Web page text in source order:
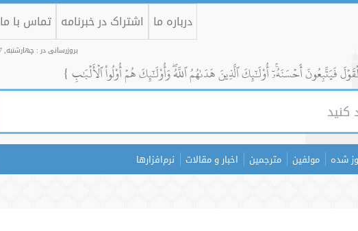
درباره ما اشتراک در خبرنامه تماس با ما
بروزرسانی در : چهارشنبه, 07 آبان 1399
فَيَتَّبِعُونَ أَحۡسَنَهُۥٓۚ أُوْلَٰٓئِكَ ٱلَّذِينَ هَدَىٰهُمُ ٱللَّهُۖ وَأُوْلَٰٓئِكَ هُمۡ أُوْلُواْ ٱلۡأَلۡبَٰبِ }
شده مولفین مترجمین اخبار و مقالات نرم‌افزارها